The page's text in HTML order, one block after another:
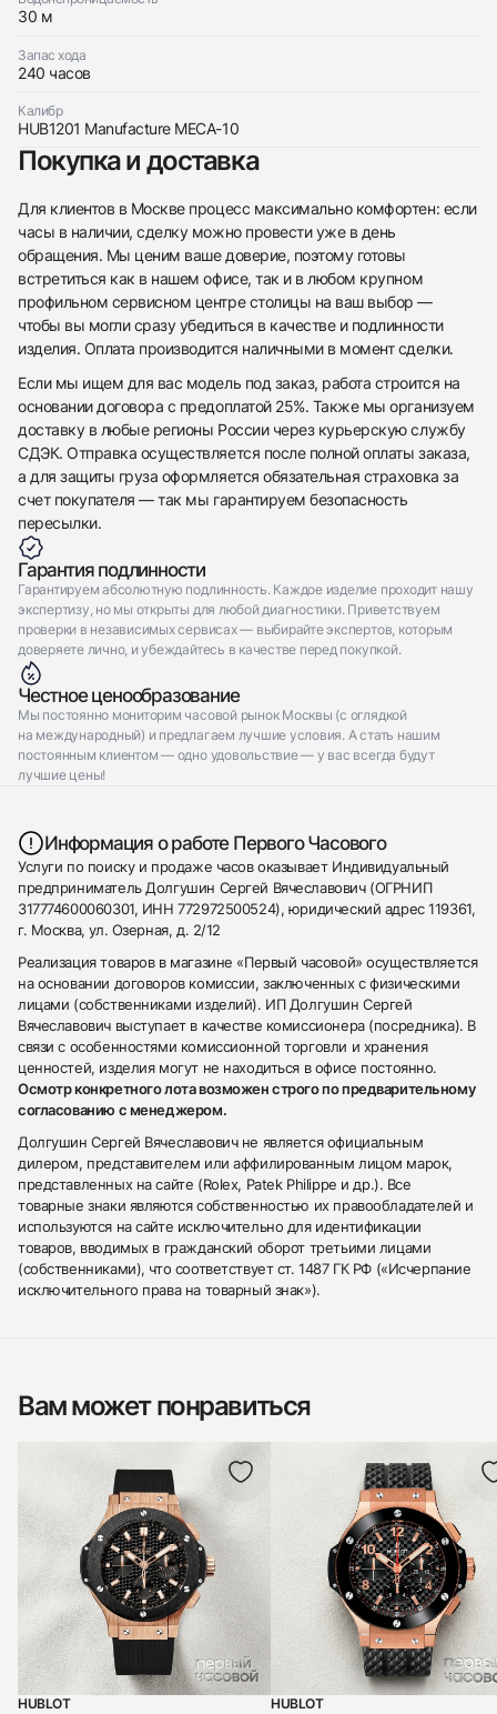
30 м
Запас хода
240 часов
Калибр
HUB1201 Manufacture MECA-10
Покупка и доставка
Для клиентов в Москве процесс максимально комфортен: если
часы в наличии, сделку можно провести уже в день
обращения. Мы ценим ваше доверие, поэтому готовы
встретиться как в нашем офисе, так и в любом крупном
профильном сервисном центре столицы на ваш выбор —
чтобы вы могли сразу убедиться в качестве и подлинности
изделия. Оплата производится наличными в момент сделки.
Если мы ищем для вас модель под заказ, работа строится на
основании договора с предоплатой 25%. Также мы организуем
доставку в любые регионы России через курьерскую службу
СДЭК. Отправка осуществляется после полной оплаты заказа,
а для защиты груза оформляется обязательная страховка за
счет покупателя — так мы гарантируем безопасность
пересылки.
Гарантия подлинности
Гарантируем абсолютную подлинность. Каждое изделие проходит нашу
экспертизу, но мы открыты для любой диагностики. Приветствуем
проверки в независимых сервисах — выбирайте экспертов, которым
доверяете лично, и убеждайтесь в качестве перед покупкой.
Честное ценообразование
Мы постоянно мониторим часовой рынок Москвы (с оглядкой
на международный) и предлагаем лучшие условия. А стать нашим
постоянным клиентом — одно удовольствие — у вас всегда будут
лучшие цены!
Информация о работе Первого Часового
Услуги по поиску и продаже часов оказывает Индивидуальный
предприниматель Долгушин Сергей Вячеславович (ОГРНИП
317774600060301, ИНН 772972500524), юридический адрес 119361,
г. Москва, ул. Озерная, д. 2/12
Реализация товаров в магазине «Первый часовой» осуществляется
на основании договоров комиссии, заключенных с физическими
лицами (собственниками изделий). ИП Долгушин Сергей
Вячеславович выступает в качестве комиссионера (посредника). В
связи с особенностями комиссионной торговли и хранения
ценностей, изделия могут не находиться в офисе постоянно.
Осмотр конкретного лота возможен строго по предварительному
согласованию с менеджером.
Долгушин Сергей Вячеславович не является официальным
дилером, представителем или аффилированным лицом марок,
представленных на сайте (Rolex, Patek Philippe и др.). Все
товарные знаки являются собственностью их правообладателей и
используются на сайте исключительно для идентификации
товаров, вводимых в гражданский оборот третьими лицами
(собственниками), что соответствует ст. 1487 ГК РФ («Исчерпание
исключительного права на товарный знак»).
Вам может понравиться
HUBLOT
HUBLOT